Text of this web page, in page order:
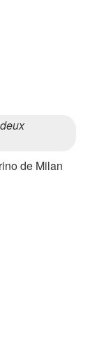
de Milan